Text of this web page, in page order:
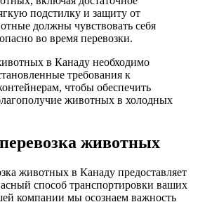
подстилку и защиту от
должны чувствовать себя
во время перевозки.
в Канаду необходимо
требования к
чтобы обеспечить
животных в холодных
животных
животных в Канаду предоставляет
способ транспортировки ваших
компании мы осознаем важность